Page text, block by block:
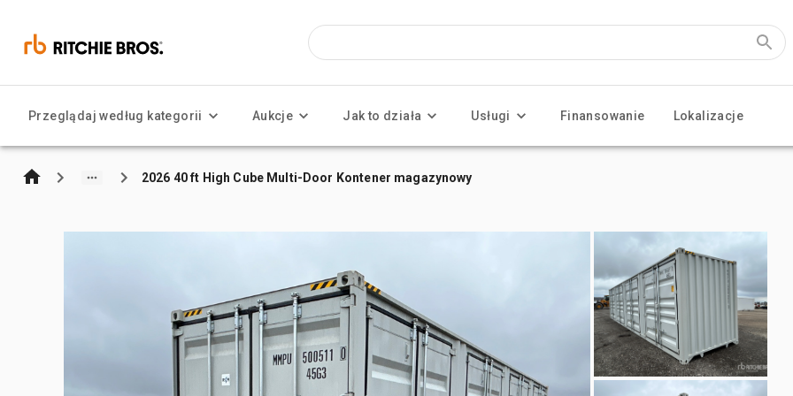
Przeglądaj według kategorii Aukcje Jak to działa Usługi Finansowanie Lokalizacje
2026 40 ft High Cube Multi-Door Kontener magazynowy